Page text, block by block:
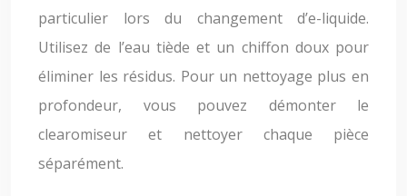
particulier lors du changement d’e-liquide.
Utilisez de l’eau tiède et un chiffon doux pour
éliminer les résidus. Pour un nettoyage plus en
profondeur, vous pouvez démonter le
clearomiseur et nettoyer chaque pièce
séparément.